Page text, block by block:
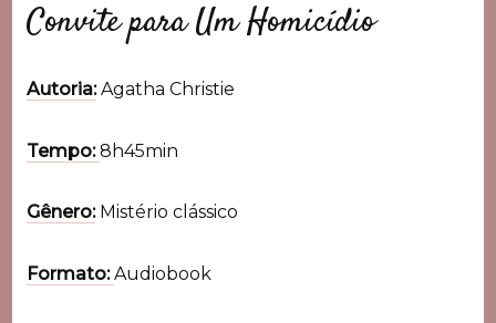
Convite para Um Homicídio
Autoria:Agatha Christie
Tempo:8h45min
Gênero:Mistério clássico
Formato:Audiobook